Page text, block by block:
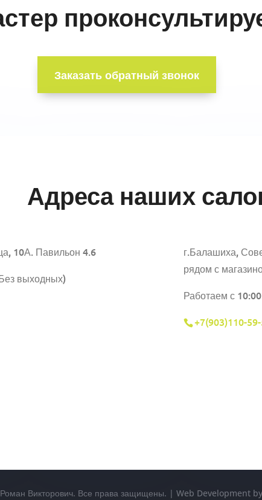
Заказать обратный звонок
Адреса наших
10А. Павильон 4.6
выходных)
г.Балашиха,
рядом с
Работаем с
+7(903)110-
Викторович. Все права защищены. | Web Development